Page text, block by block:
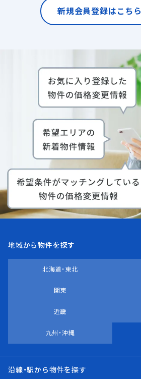
新規会員登録はこちら
地域から物件を探す
北海道・東北
関東
近畿
九州・沖縄
沿線・駅から物件を探す